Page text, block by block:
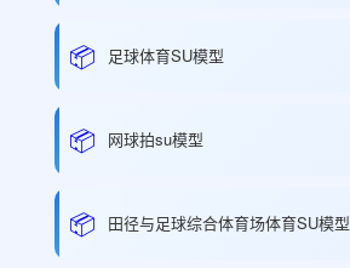
📦 足球体育SU模型
📦 网球拍su模型
📦 田径与足球综合体育场体育SU模型